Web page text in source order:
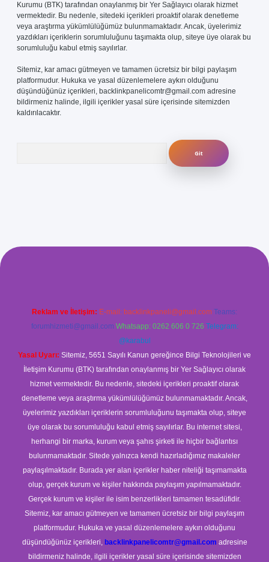
Kurumu (BTK) tarafından onaylanmış bir Yer Sağlayıcı olarak hizmet
vermektedir. Bu nedenle, sitedeki içerikleri proaktif olarak denetleme
veya araştırma yükümlülüğümüz bulunmamaktadır. Ancak, üyelerimiz
yazdıkları içeriklerin sorumluluğunu taşımakta olup, siteye üye olarak bu
sorumluluğu kabul etmiş sayılırlar.
Sitemiz, kar amacı gütmeyen ve tamamen ücretsiz bir bilgi paylaşım
platformudur. Hukuka ve yasal düzenlemelere aykırı olduğunu
düşündüğünüz içerikleri, backlinkpanelicomtr@gmail.com adresine
bildirmeniz halinde, ilgili içerikler yasal süre içerisinde sitemizden
kaldırılacaktır.
Reklam ve İletişim: E-mail: backlinkpaneli@gmail.com Teams:
forumhizmeti@gmail.com Whatsapp: 0262 606 0 726 Telegram:
@karabul
Yasal Uyarı: Sitemiz, 5651 Sayılı Kanun gereğince Bilgi Teknolojileri ve
İletişim Kurumu (BTK) tarafından onaylanmış bir Yer Sağlayıcı olarak
hizmet vermektedir. Bu nedenle, sitedeki içerikleri proaktif olarak
denetleme veya araştırma yükümlülüğümüz bulunmamaktadır. Ancak,
üyelerimiz yazdıkları içeriklerin sorumluluğunu taşımakta olup, siteye
üye olarak bu sorumluluğu kabul etmiş sayılırlar. Bu internet sitesi,
herhangi bir marka, kurum veya şahıs şirketi ile hiçbir bağlantısı
bulunmamaktadır. Sitede yalnızca kendi hazırladığımız makaleler
paylaşılmaktadır. Burada yer alan içerikler haber niteliği taşımamakta
olup, gerçek kurum ve kişiler hakkında paylaşım yapılmamaktadır.
Gerçek kurum ve kişiler ile isim benzerlikleri tamamen tesadüfidir.
Sitemiz, kar amacı gütmeyen ve tamamen ücretsiz bir bilgi paylaşım
platformudur. Hukuka ve yasal düzenlemelere aykırı olduğunu
düşündüğünüz içerikleri, backlinkpanelicomtr@gmail.com adresine
bildirmeniz halinde, ilgili içerikler yasal süre içerisinde sitemizden